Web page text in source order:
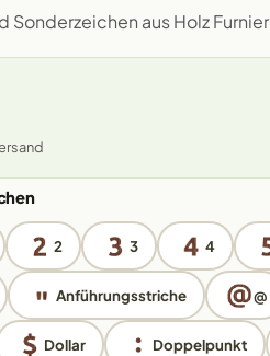
Sonderzeichen aus Holz
2 3 4
Anführungsstriche @
Dollar Doppelpunkt